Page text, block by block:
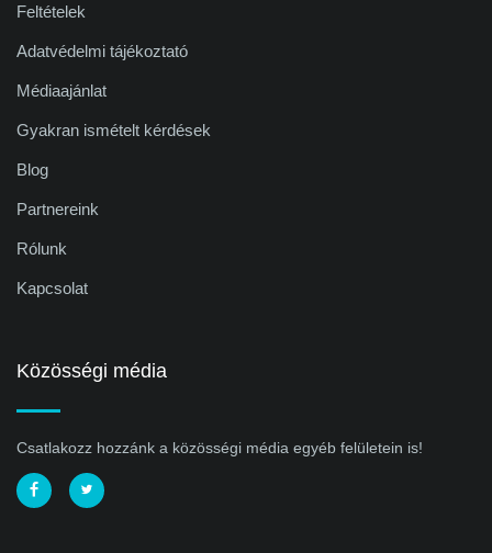
Feltételek
Adatvédelmi tájékoztató
Médiaajánlat
Gyakran ismételt kérdések
Blog
Partnereink
Rólunk
Kapcsolat
Közösségi média
Csatlakozz hozzánk a közösségi média egyéb felületein is!